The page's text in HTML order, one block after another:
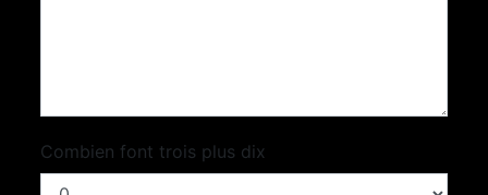
Combien font trois plus dix